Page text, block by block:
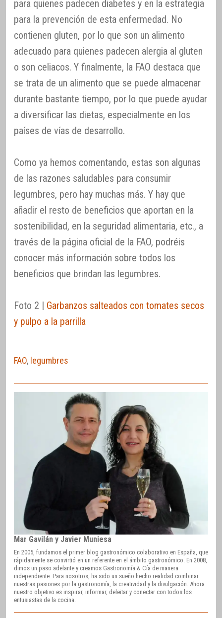
para quienes padecen diabetes y en la estrategia
para la prevención de esta enfermedad. No
contienen gluten, por lo que son un alimento
adecuado para quienes padecen alergia al gluten
o son celiacos. Y finalmente, la FAO destaca que
se trata de un alimento que se puede almacenar
durante bastante tiempo, por lo que puede ayudar
a diversificar las dietas, especialmente en los
países de vías de desarrollo.
Como ya hemos comentando, estas son algunas
de las razones saludables para consumir
legumbres, pero hay muchas más. Y hay que
añadir el resto de beneficios que aportan en la
sostenibilidad, en la seguridad alimentaria, etc., a
través de la página oficial de la FAO, podréis
conocer más información sobre todos los
beneficios que brindan las legumbres.
Foto 2 | Garbanzos salteados con tomates secos
y pulpo a la parrilla
FAO, legumbres
Mar Gavilán y Javier Muniesa
En 2005, fundamos el primer blog gastronómico colaborativo en España, que
rápidamente se convirtió en un referente en el ámbito gastronómico. En 2008,
dimos un paso adelante y creamos Gastronomía & Cía de manera
independiente. Para nosotros, ha sido un sueño hecho realidad combinar
nuestras pasiones por la gastronomía, la creatividad y la divulgación. Ahora
nuestro objetivo es inspirar, informar, deleitar y conectar con todos los
entusiastas de la cocina.